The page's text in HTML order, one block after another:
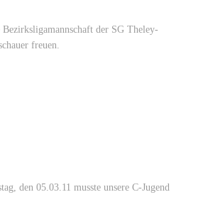
der SG Theley-
freuen.
den 05.03.11 musste unsere C-Jugend